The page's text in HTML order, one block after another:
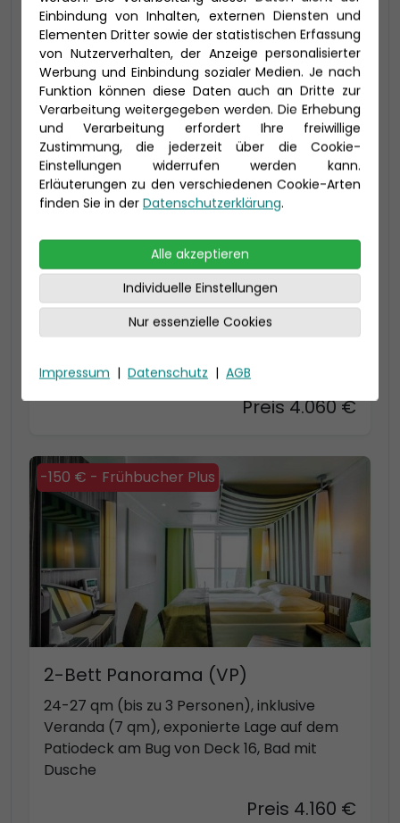
-150 € - Frühbucher Plus
2-Bett Verandakabine Deluxe mit
Lounge (DL)
34 qm (bis 5 Personen),
größtenteils Toilette und Dusche getrennt
Preis 4.060 €
-150 € - Frühbucher Plus
2-Bett Panorama (VP)
24-27 qm (bis zu 3 Personen), inklusive
Veranda (7 qm), exponierte Lage auf dem
Patiodeck am Bug von Deck 16, Bad mit
Dusche
Preis 4.160 €
Einbindung von Inhalten, externen Diensten und
Elementen Dritter sowie der statistischen Erfassung
von Nutzerverhalten, der Anzeige personalisierter
Werbung und Einbindung sozialer Medien. Je nach
Funktion können diese Daten auch an Dritte zur
Verarbeitung weitergegeben werden. Die Erhebung
und Verarbeitung erfordert Ihre freiwillige
Zustimmung, die jederzeit über die Cookie-
Einstellungen widerrufen werden kann.
Erläuterungen zu den verschiedenen Cookie-Arten
finden Sie in der Datenschutzerklärung.
Alle akzeptieren
Individuelle Einstellungen
Nur essenzielle Cookies
Impressum | Datenschutz | AGB